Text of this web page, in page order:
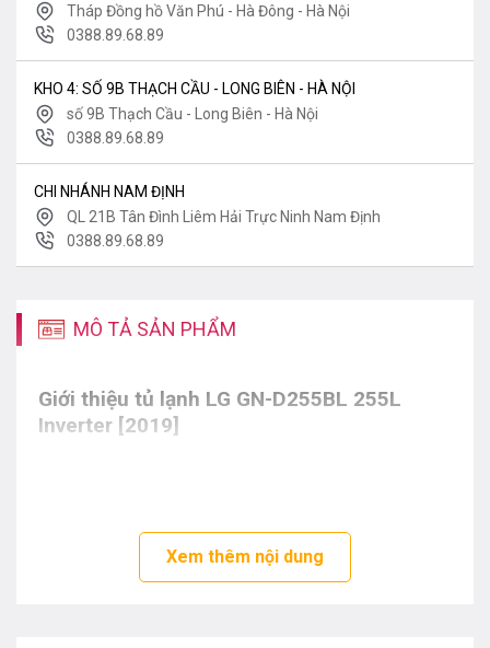
Tháp Đồng hồ Văn Phú - Hà Đông - Hà Nội
0388.89.68.89
KHO 4: SỐ 9B THẠCH CẦU - LONG BIÊN - HÀ NỘI
số 9B Thạch Cầu - Long Biên - Hà Nội
0388.89.68.89
CHI NHÁNH NAM ĐỊNH
QL 21B Tân Đình Liêm Hải Trực Ninh Nam Định
0388.89.68.89
MÔ TẢ SẢN PHẨM
Giới thiệu tủ lạnh LG GN-D255BL 255L
Inverter [2019]
Xem thêm nội dung